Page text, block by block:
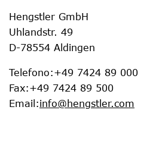
Hengstler GmbH
Uhlandstr. 49
D-78554 Aldingen
Telefono:+49 7424 89 000
Fax:+49 7424 89 500
Email :info@hengstler.com